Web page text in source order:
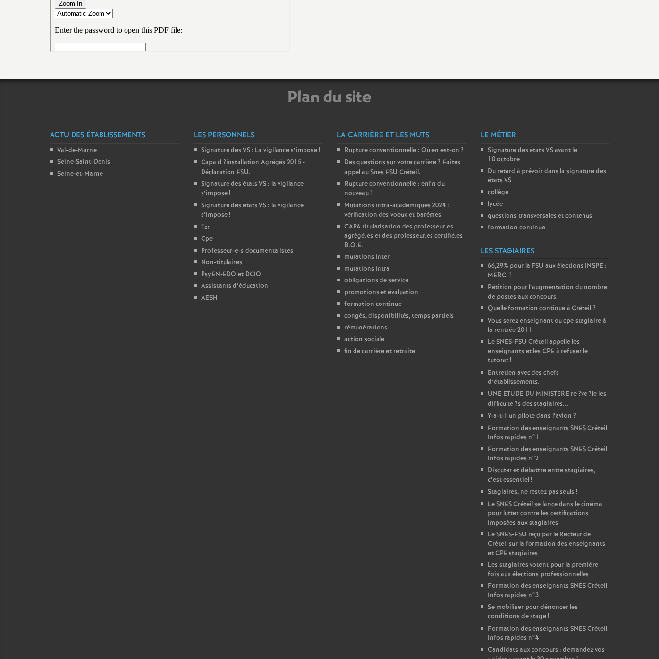
r
é
a
n
s
o
u
r
Plan du site
ACTU DES ÉTABLISSEMENTS
Val-de-Marne
Seine-Saint-Denis
Seine-et-Marne
LES PERSONNELS
Signature des VS: La vigilance s’impose!
Capa d ?installation Agrégés 2015 -
Déclaration FSU.
Signature des états VS: la vigilance
s’impose!
Signature des états VS: la vigilance
s’impose!
Tzr
Cpe
Professeur-e-s documentalistes
Non-titulaires
PsyEN-EDO et DCIO
Assistants d’éducation
AESH
LA CARRIÈRE ET LES MUTS
Rupture conventionnelle : Où en est-on ?
Des questions sur votre carrière? Faites
appel au Snes FSU Créteil.
Rupture conventionnelle : enfin du
nouveau!
Mutations intra-académiques 2024 :
vérification des voeux et barèmes
CAPAtitularisation des professeur.es
agrégé.es et des professeur.es certifié.es
B.O.E.
mutations inter
mutations intra
obligations de service
promotions et évaluation
formation continue
congés, disponibilités, temps partiels
rémunérations
action sociale
fin de carrière et retraite
LE MÉTIER
Signature des états VSavant le
10 octobre
Du retard à prévoir dans la signature des
états VS
collège
lycée
questions transversales et contenus
formation continue
LES STAGIAIRES
66,29% pour la FSU aux élections INSPE :
MERCI !
Pétition pour l’augmentation du nombre
de postes aux concours
Quelle formation continue à Créteil?
Vous serez enseignant ou cpe stagiaire à
la rentrée 2011
LeSNES-FSU Créteil appelle les
enseignants et les CPE à refuser le
tutorat!
Entretien avec des chefs
d’établissements.
UNE ETUDE DU MINISTERE re?ve?le les
difficulte?s des stagiaires...
Y-a-t-il un pilote dans l’avion ?
Formation des enseignants SNESCréteil
Infos rapides n°1
Formation des enseignants SNESCréteil
Infos rapides n°2
Discuter et débattre entre stagiaires,
c’est essentiel!
Stagiaires, ne restez pas seuls !
LeSNESCréteil se lance dans le cinéma
pour lutter contre les certifications
imposées aux stagiaires
LeSNES-FSU reçu par le Recteur de
Créteil sur la formation des enseignants
etCPE stagiaires
Les stagiaires votent pour la première
fois aux élections professionnelles
Formation des enseignants SNESCréteil
Infos rapides n°3
Se mobiliser pour dénoncer les
conditions de stage!
Formation des enseignants SNESCréteil
Infos rapides n°4
Candidats aux concours : demandez vos